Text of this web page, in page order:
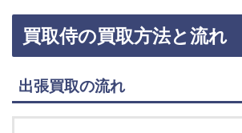
買取侍の買取方法と流れ
出張買取の流れ